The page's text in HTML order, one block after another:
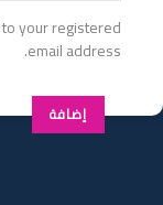
your registered
email address.